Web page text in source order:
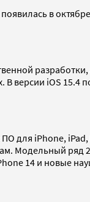
в октябре
версии iOS 15.4
для iPhone,
Модельный ряд
14 и новые